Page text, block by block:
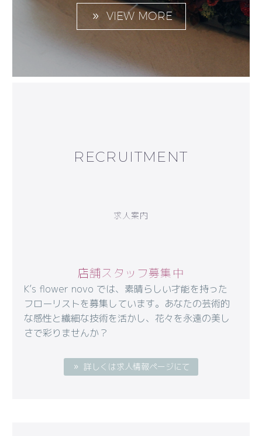
VIEW MORE
RECRUITMENT
求人案内
店舗スタッフ募集中
K’s flower novo では、素晴らしい才能を持った
フローリストを募集しています。あなたの芸術的
な感性と繊細な技術を活かし、花々を永遠の美し
さで彩りませんか？
詳しくは求人情報ページにて